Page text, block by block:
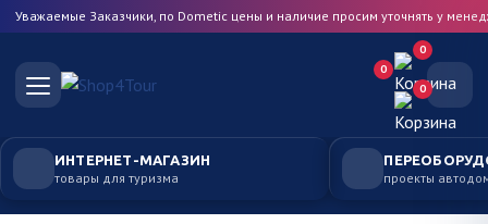
Уважаемые Заказчики, по Dometic цены и наличие просим уточнять у
0
0
0
ИНТЕРНЕТ-МАГАЗИН
товары для туризма проекты